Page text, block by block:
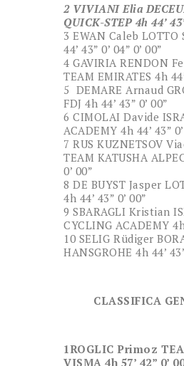
2 VIVIANI Elia
QUICK-STEP 4h 44’
3 EWAN Caleb LOTTO
44’ 43” 0’ 04” 0’ 00”
4 GAVIRIA RENDON
TEAM EMIRATES 4h
5 DEMARE Arnaud
FDJ 4h 44’ 43” 0’ 00”
6 CIMOLAI Davide
ACADEMY 4h 44’ 43”
7 RUS KUZNETSOV
TEAM KATUSHA
0’ 00”
8 DE BUYST Jasper
4h 44’ 43” 0’ 00”
9 SBARAGLI Kristian
CYCLING ACADEMY 4h
10 SELIG Rüdiger
HANSGROHE 4h 44’
CLASSIFICA
1ROGLIC Primoz
VISMA 4h 57’ 42” 0’